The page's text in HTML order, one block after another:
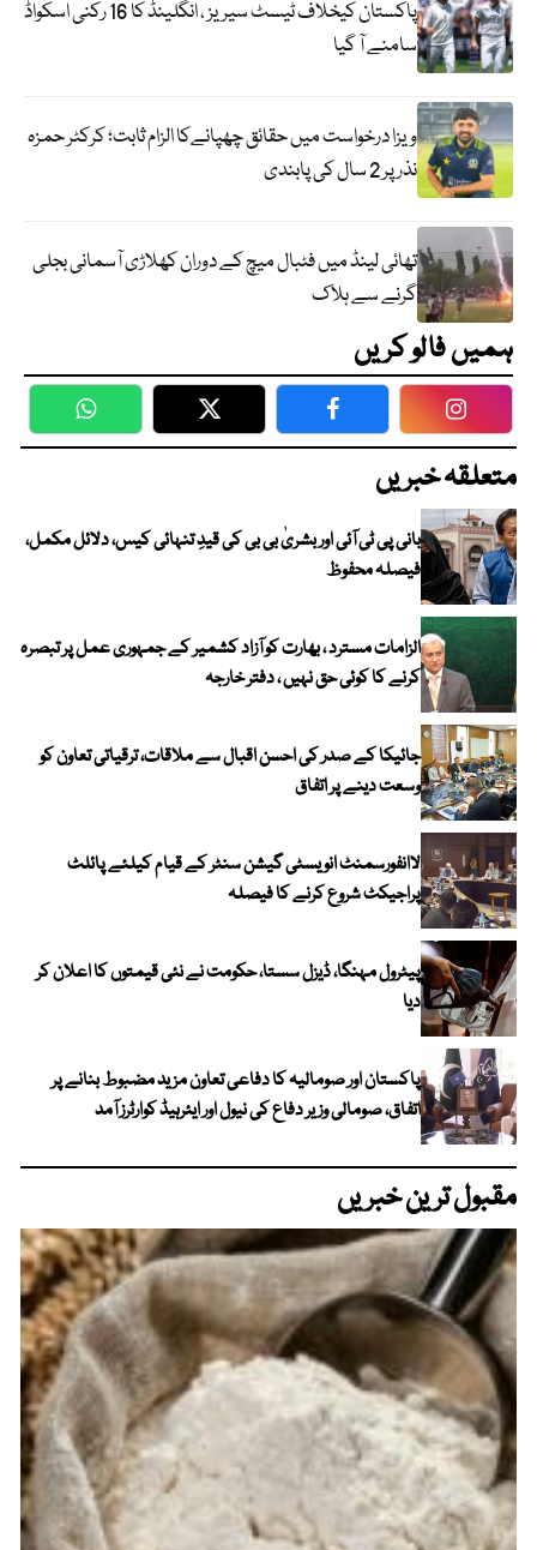
پاکستان کیخلاف ٹیسٹ سیریز ، انگلینڈ کا 16 رکنی اسکواڈ
سامنے آ گیا
ویزا درخواست میں حقائق چھپانےکا الزام ثابت؛ کرکٹر حمزہ
نذر پر 2 سال کی پابندی
تھائی لینڈ میں فٹبال میچ کے دوران کھلاڑی آسمانی بجلی
گرنے سے ہلاک
ہمیں فالو کریں
WhatsApp Twitter Facebook
متعلقہ خبریں
بانی پی ٹی آئی اور بشریٰ بی بی کی قیدِ تنہائی کیس، دلائل مکمل،
فیصلہ محفوظ
الزامات مسترد ، بھارت کو آزاد کشمیر کے جمہوری عمل پر تبصرہ
کرنے کا کوئی حق نہیں ، دفتر خارجہ
جائیکا کے صدر کی احسن اقبال سے ملاقات، ترقیاتی تعاون کو
وسعت دینے پر اتفاق
لاانفورسمنٹ انویسٹی گیشن سنٹر کے قیام کیلئے پائلٹ
پراجیکٹ شروع کرنے کا فیصلہ
پیٹرول مہنگا، ڈیزل سستا، حکومت نے نئی قیمتوں کا اعلان کر
دیا
پاکستان اور صومالیہ کا دفاعی تعاون مزید مضبوط بنانے پر
اتفاق، صومالی وزیر دفاع کی نیول اور ایئرہیڈ کوارٹرز آمد
مقبول ترین خبریں